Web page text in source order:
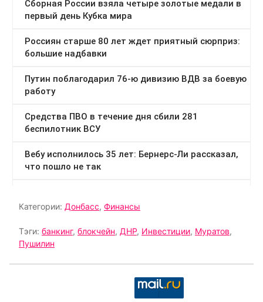
Категории: Донбасс, Финансы
Тэги: банкинг, блокчейн, ДНР, Инвестиции, Муратов,
Пушилин